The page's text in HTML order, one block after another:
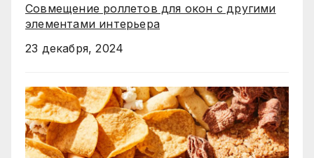
Совмещение роллетов для окон с другими
элементами интерьера
23 декабря, 2024